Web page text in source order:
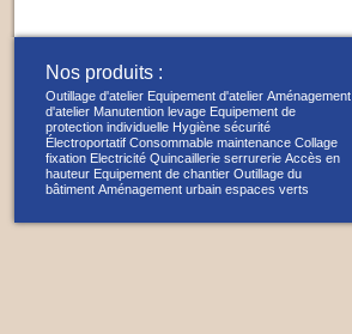
Nos produits :
Outillage d'atelier Equipement d'atelier Aménagement
d'atelier Manutention levage Equipement de
protection individuelle Hygiène sécurité
Électroportatif Consommable maintenance Collage
fixation Electricité Quincaillerie serrurerie Accès en
hauteur Equipement de chantier Outillage du
bâtiment Aménagement urbain espaces verts